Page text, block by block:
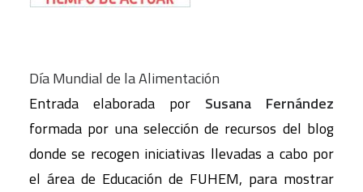
Día Mundial de la Alimentación
Entrada elaborada por Susana Fernández
formada por una selección de recursos del blog
donde se recogen iniciativas llevadas a cabo por
el área de Educación de FUHEM, para mostrar